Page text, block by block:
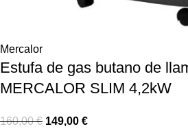
Mercalor
Estufa de gas butano de
MERCALOR SLIM 4,2kW
160,00€ 149,00 €